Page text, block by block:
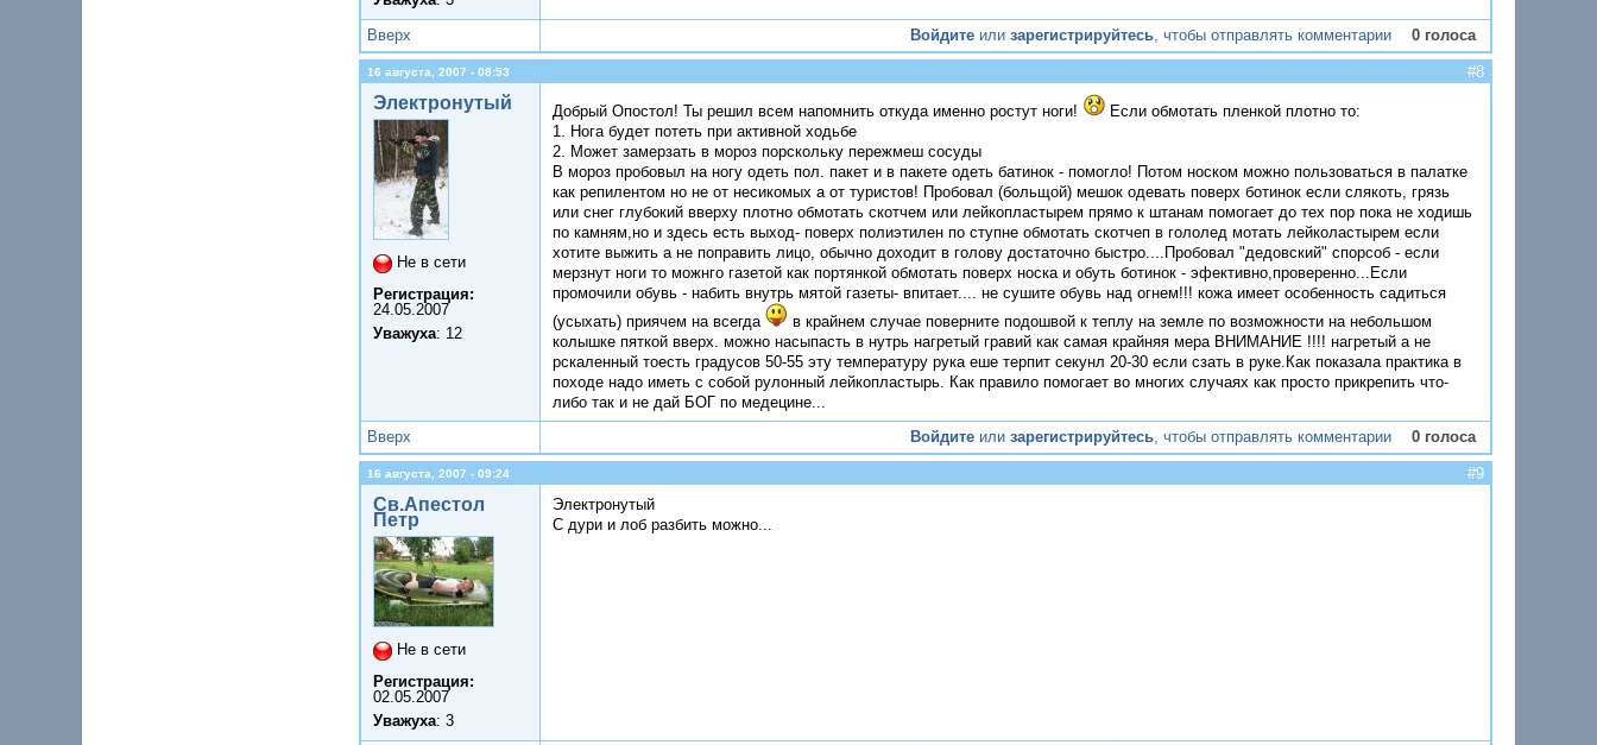
Вверх Войдите илизарегистрируйтесь, чтобы отправлять комментарии 0 голоса
16 августа, 2007 - 08:53 #8
Электронутый
Не в сети
Регистрация:
24.05.2007
Уважуха: 12
Добрый Опостол! Ты решил всем напомнить откуда именно ростут ноги!
Если обмотать пленкой плотно то:
1. Нога будет потеть при активной ходьбе
2. Может замерзать в мороз порскольку пережмеш сосуды
В мороз пробовыл на ногу одеть пол. пакет и в пакете одеть батинок - помогло! Потом носком можно пользоваться в палатке
как репилентом но не от несикомых а от туристов! Пробовал (больщой) мешок одевать поверх ботинок если слякоть, грязь
или снег глубокий вверху плотно обмотать скотчем или лейкопластырем прямо к штанам помогает до тех пор пока не ходишь
по камням,но и здесь есть выход- поверх полиэтилен по ступне обмотать скотчеп в гололед мотать лейколастырем если
хотите выжить а не поправить лицо, обычно доходит в голову достаточно быстро....Пробовал "дедовский" спорсоб - если
мерзнут ноги то можнго газетой как портянкой обмотать поверх носка и обуть ботинок - эфективно,проверенно...Если
промочили обувь - набить внутрь мятой газеты- впитает.... не сушите обувь над огнем!!! кожа имеет особенность садиться
(усыхать) приячем на всегда
в крайнем случае поверните подошвой к теплу на земле по возможности на небольшом
колышке пяткой вверх. можно насыпасть в нутрь нагретый гравий как самая крайняя мера ВНИМАНИЕ !!!! нагретый а не
рскаленный тоесть градусов 50-55 эту температуру рука еше терпит секунл 20-30 если сзать в руке.Как показала практика в
походе надо иметь с собой рулонный лейкопластырь. Как правило помогает во многих случаях как просто прикрепить что-
либо так и не дай БОГ по медецине...
Вверх
Войдите илизарегистрируйтесь , чтобы отправлять комментарии 0 голоса
16 августа, 2007 - 09:24 #9
Св.Апестол
Петр
Не в сети
Регистрация:
02.05.2007
Уважуха: 3
Электронутый
С дури и лоб разбить можно...